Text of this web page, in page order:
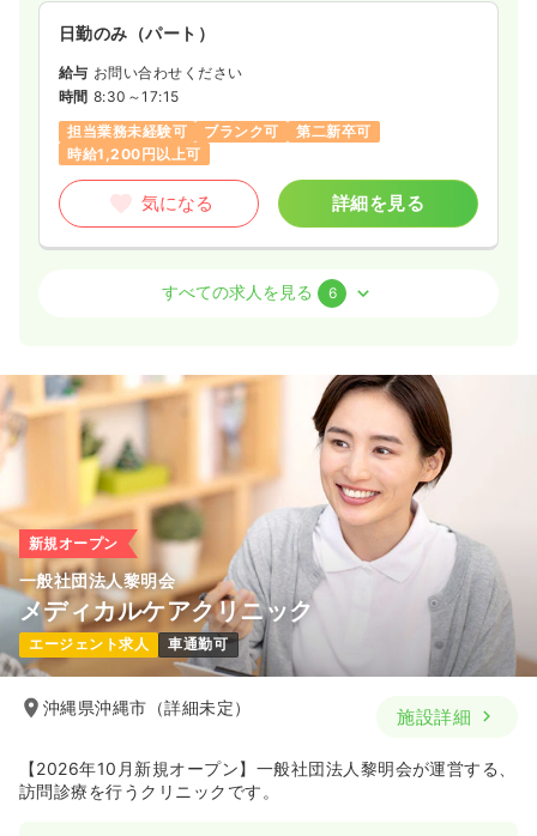
日勤のみ（パート）
給与 お問い合わせください
時間 8:30～17:15
担当業務未経験可
ブランク可
第二新卒可
時給1,200円以上可
気になる 詳細を見る
給与 17.7〜22.0 万円/月 賞与2回
※一例
時間
日祝休み
年間休日120日 4週8休以上
ブランク可
第二新卒可
月給25万円以上可
気になる 詳細を見る
日勤のみ（パート） 一時募集休止
給与 時給1,050円
時間 8:30～17:15
気になる
すべての求人を見る 6
新規オープン
一般社団法人黎明会
メディカルケアクリニック
エージェント求人 車通勤可
沖縄県沖縄市（詳細未定） 施設詳細
【2026年10月新規オープン】一般社団法人黎明会が運営する、
訪問診療を行うクリニックです。